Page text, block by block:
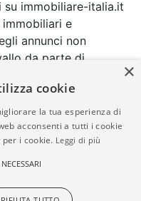
su immobiliare-italia.it
e
annunci non
da parte di
immobiliare-italia.it
veridicità, della
della normativa in
aspetto dei
Powered by
×
cookie
la tua esperienza di
acconsenti a tutti i cookie
i cookie. Leggi di più